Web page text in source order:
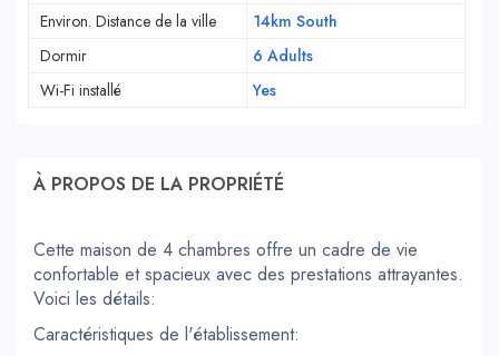
Environ. Distance de la ville
14km South
Dormir
6 Adults
Wi-Fi installé
Yes
À PROPOS DE LA PROPRIÉTÉ
Cette maison de 4 chambres offre un cadre de vie
confortable et spacieux avec des prestations attrayantes.
Voici les détails:
Caractéristiques de l'établissement: